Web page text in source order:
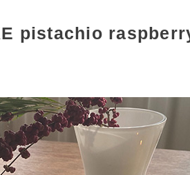
pistachio